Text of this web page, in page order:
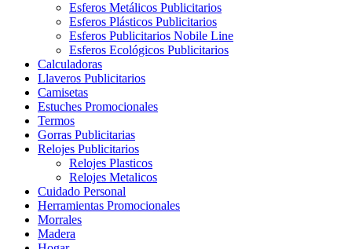
Esferos Metálicos Publicitarios
Esferos Plásticos Publicitarios
Esferos Publicitarios Nobile Line
Esferos Ecológicos Publicitarios
Calculadoras
Llaveros Publicitarios
Camisetas
Estuches Promocionales
Termos
Gorras Publicitarias
Relojes Publicitarios
Relojes Plasticos
Relojes Metalicos
Cuidado Personal
Herramientas Promocionales
Morrales
Madera